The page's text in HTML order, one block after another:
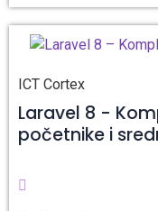
ICT Cortex
Laravel 8 -
početnike i